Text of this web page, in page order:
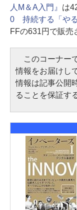
人M＆A入門』 は
0 持続する「やる
FFの631円で販売
このコーナー
情報をお届けし
情報は記事公開
ることを保証す